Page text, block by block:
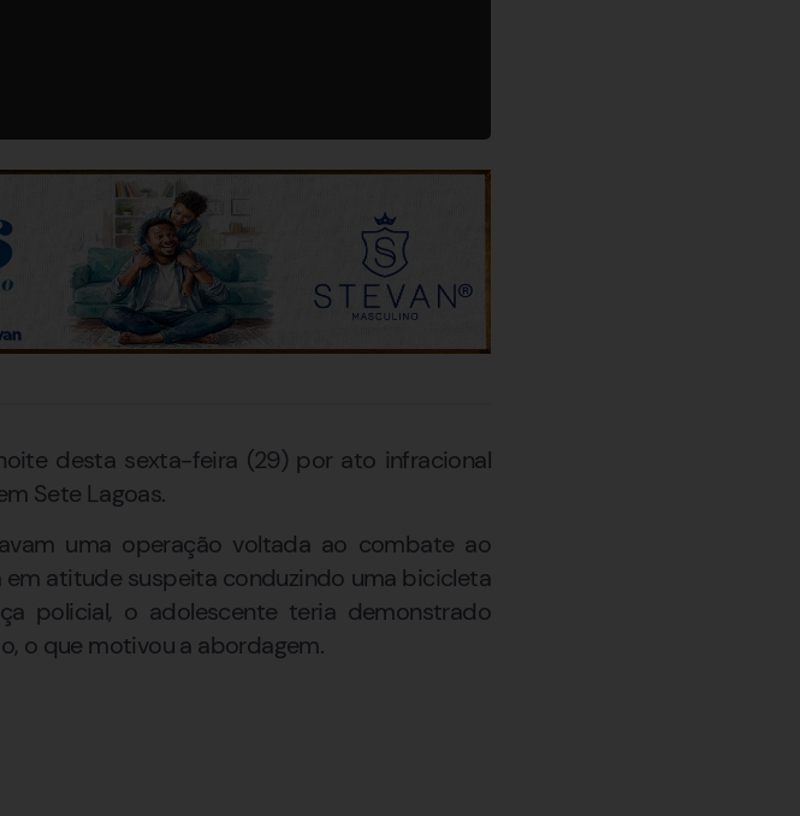
desta sexta-feira (29) por ato infracional
Sete Lagoas.
uma operação voltada ao combate ao
atitude suspeita conduzindo uma bicicleta
policial, o adolescente teria demonstrado
o que motivou a abordagem.